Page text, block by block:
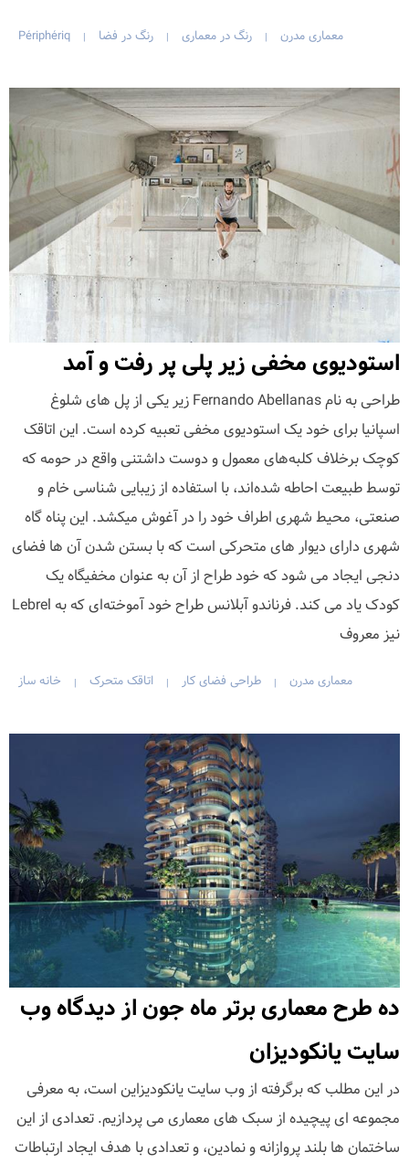
معماری مدرن | رنگ در معماری | رنگ در فضا |
Périphériq
استودیوی مخفی زیر پلی پر رفت و آمد
طراحی به نام Fernando Abellanas زیر یکی از پل های شلوغ
اسپانیا برای خود یک استودیوی مخفی تعبیه کرده است. این اتاقک
کوچک برخلاف کلبه‌های معمول و دوست داشتنی واقع در حومه که
توسط طبیعت احاطه شده‌اند، با استفاده از زیبایی شناسی خام و
صنعتی، محیط شهری اطراف خود را در آغوش میکشد. این پناه گاه
شهری دارای دیوار های متحرکی است که با بستن شدن آن ها فضای
دنجی ایجاد می شود که خود طراح از آن به عنوان مخفیگاه یک
کودک یاد می کند. فرناندو آبلانس طراح خود آموخته‌ای که به Lebrel
نیز معروف
معماری مدرن | طراحی فضای کار | اتاقک متحرک | خانه ساز
ده طرح معماری برتر ماه جون از دیدگاه وب
سایت یانکودیزان
در این مطلب که برگرفته از وب سایت یانکودیزاین است، به معرفی
مجموعه ای پیچیده از سبک های معماری می پردازیم. تعدادی از این
ساختمان ها بلند پروازانه و نمادین، و تعدادی با هدف ایجاد ارتباطات